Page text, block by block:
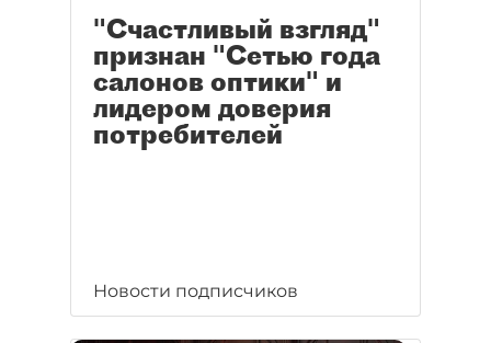
"Счастливый взгляд"
признан "Сетью года
салонов оптики" и
лидером доверия
потребителей
Новости подписчиков